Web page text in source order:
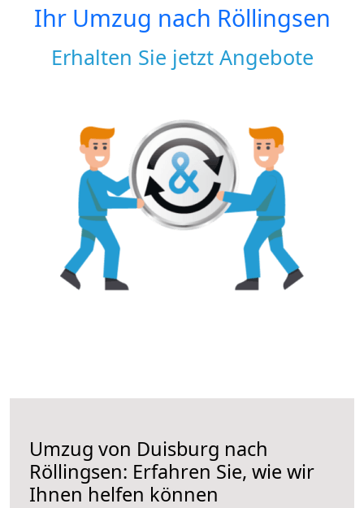
Ihr Umzug nach Röllingsen
Erhalten Sie jetzt Angebote
Umzug von Duisburg nach
Röllingsen: Erfahren Sie, wie wir
Ihnen helfen können